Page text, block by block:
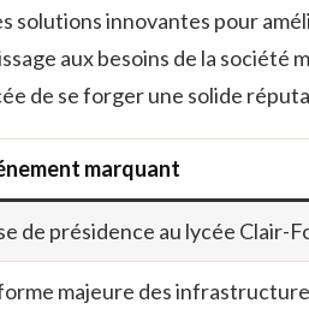
solutions innovantes pour
aux besoins de la société
de se forger une solide
marquant
de présidence au lycée Clair-
majeure des